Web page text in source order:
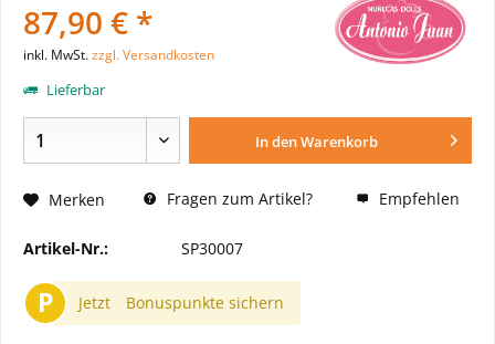
87,90 € *
inkl. MwSt.zzgl. Versandkosten
Lieferbar
In denWarenkorb
Merken Fragen zum Artikel? Empfehlen
Artikel-Nr.: SP30007
P Jetzt Bonuspunkte sichern